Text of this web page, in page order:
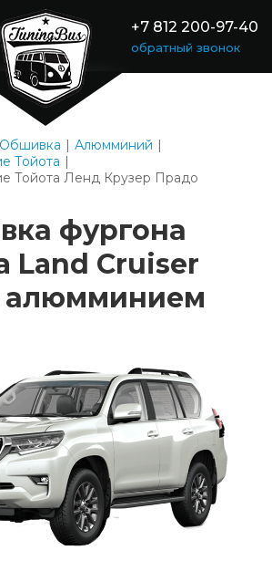
+7 812 200-97-40
обратный звонок
Обшивка
Алюмминий
Тойота
Тойота Ленд Крузер Прадо
фургона
Land Cruiser
алюмминием